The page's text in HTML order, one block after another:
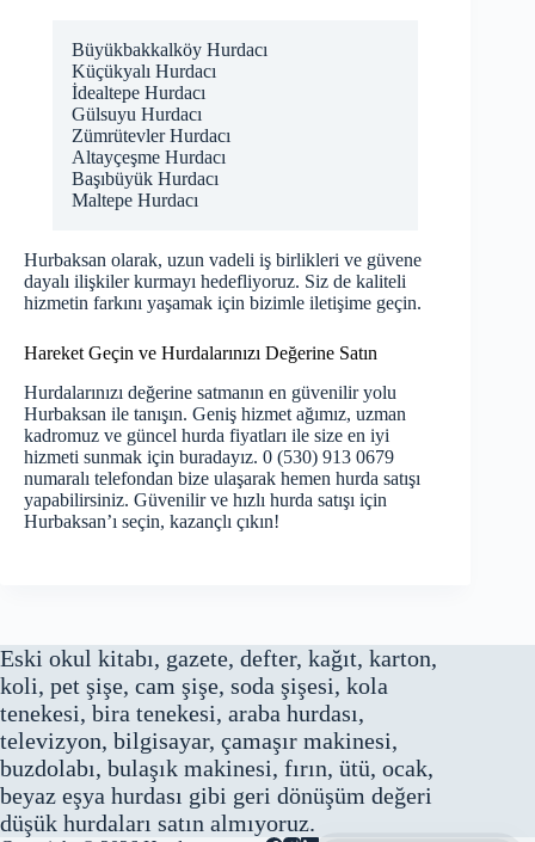
Büyükbakkalköy Hurdacı
Küçükyalı Hurdacı
İdealtepe Hurdacı
Gülsuyu Hurdacı
Zümrütevler Hurdacı
Altayçeşme Hurdacı
Başıbüyük Hurdacı
Maltepe Hurdacı
Hurbaksan olarak, uzun vadeli iş birlikleri ve güvene
dayalı ilişkiler kurmayı hedefliyoruz. Siz de kaliteli
hizmetin farkını yaşamak için bizimle iletişime geçin.
Hareket Geçin ve Hurdalarınızı Değerine Satın
Hurdalarınızı değerine satmanın en güvenilir yolu
Hurbaksan ile tanışın. Geniş hizmet ağımız, uzman
kadromuz ve güncel hurda fiyatları ile size en iyi
hizmeti sunmak için buradayız. 0 (530) 913 0679
numaralı telefondan bize ulaşarak hemen hurda satışı
yapabilirsiniz. Güvenilir ve hızlı hurda satışı için
Hurbaksan’ı seçin, kazançlı çıkın!
Eski okul kitabı, gazete, defter, kağıt, karton,
koli, pet şişe, cam şişe, soda şişesi, kola
tenekesi, bira tenekesi, araba hurdası,
televizyon, bilgisayar, çamaşır makinesi,
buzdolabı, bulaşık makinesi, fırın, ütü, ocak,
beyaz eşya hurdası gibi geri dönüşüm değeri
düşük hurdaları satın almıyoruz.